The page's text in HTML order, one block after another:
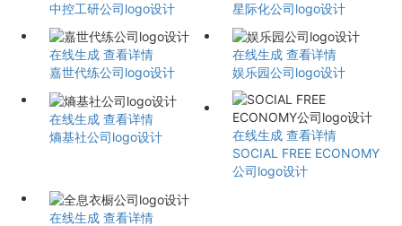
中控工研公司logo设计
星际化公司logo设计
在线生成 查看详情
嘉世代练公司logo设计
在线生成 查看详情
娱乐园公司logo设计
在线生成 查看详情
熵基社公司logo设计
在线生成 查看详情
SOCIAL FREE ECONOMY
公司logo设计
在线生成 查看详情